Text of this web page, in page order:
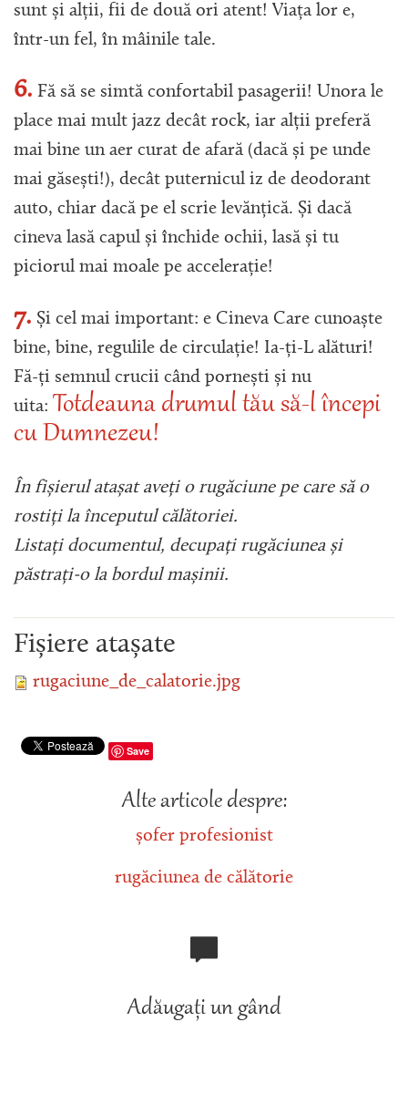
sunt și alții, fii de două ori atent! Viața lor e,
într-un fel, în mâinile tale.
6. Fă să se simtă confortabil pasagerii! Unora le
place mai mult jazz decât rock, iar alții preferă
mai bine un aer curat de afară (dacă și pe unde
mai găsești!), decât puternicul iz de deodorant
auto, chiar dacă pe el scrie levănțică. Și dacă
cineva lasă capul și închide ochii, lasă și tu
piciorul mai moale pe accelerație!
7. Și cel mai important: e Cineva Care cunoaște
bine, bine, regulile de circulație! Ia-ți-L alături!
Fă-ți semnul crucii când pornești și nu
uita: Totdeauna drumul tău să-l începi
cu Dumnezeu!
În fișierul atașat aveți o rugăciune pe care să o
rostiți la începutul călătoriei.
Listați documentul, decupați rugăciunea și
păstrați-o la bordul mașinii.
Fișiere atașate
rugaciune_de_calatorie.jpg
Save
Alte articole despre:
șofer profesionist
rugăciunea de călătorie
Adăugați un gând